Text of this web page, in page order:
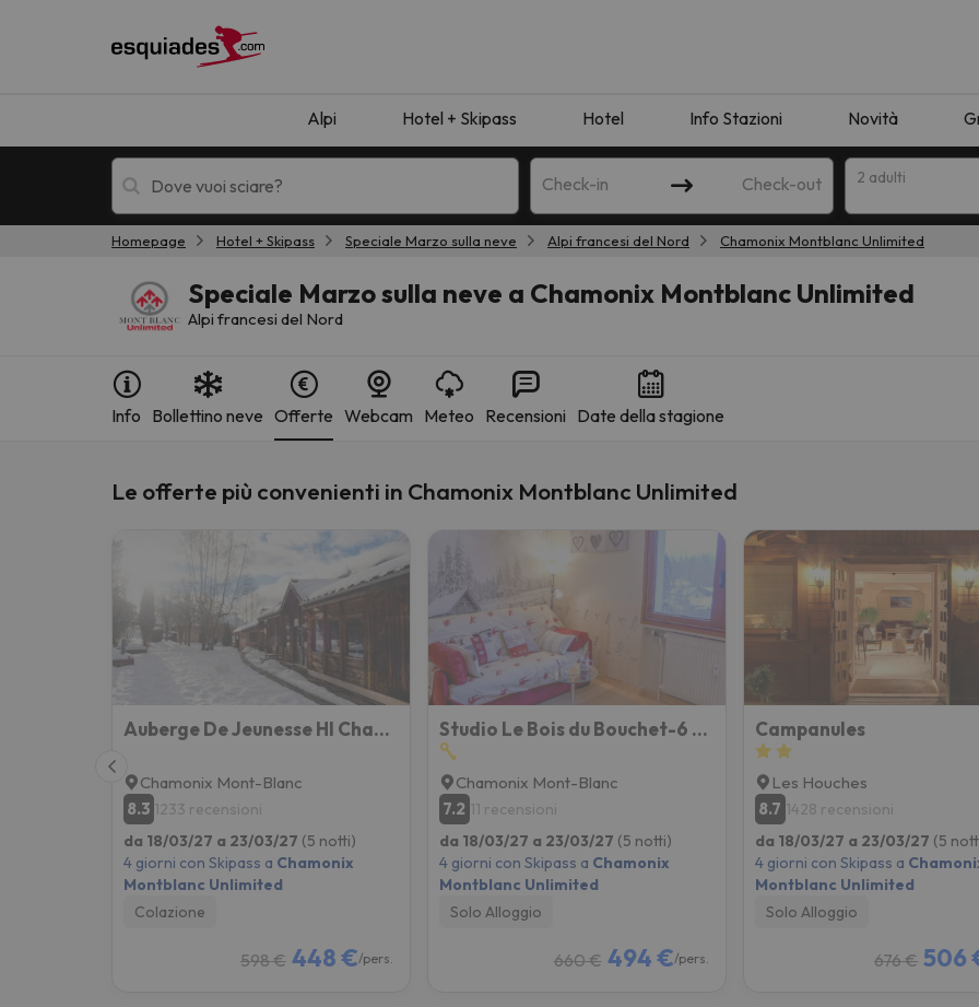
Alpi Hotel + Skipass Hotel Info Stazioni Novità
Check-in Check-out 2 adulti
Hotel + skipass Hotel di montagna
Sembra che il nostro ricercatore abbia perso la strada. Non appena troverà la bussola, tornerà.
Homepage Hotel + Skipass Speciale Marzo sulla neve Alpi francesi del Nord Chamonix Montblanc Unlimited
Speciale Marzo sulla neve a Chamonix Montblanc Unlimited
Alpi francesi del Nord
Info Bollettino neve Offerte Webcam Meteo Recensioni Date della stagione
Le offerte più convenienti in Chamonix Montblanc Unlimited
Auberge De Jeunesse HI Chamonix
Chamonix Mont-Blanc
8.3 1233 recensioni
da 18/03/27 a 23/03/27 (5 notti)
4 giorni con Skipass a Chamonix
Montblanc Unlimited
Colazione
598 € 448 €/pers.
Studio Le Bois du Bouchet-6 by Interhome
Chamonix Mont-Blanc
7.2 11 recensioni
da 18/03/27 a 23/03/27 (5 notti)
4 giorni con Skipass a Chamonix
Montblanc Unlimited
Solo Alloggio
660 € 494 €/pers.
Campanules
Les Houches
8.7 1428 recensioni
da 18/03/27 a 23/03/27 (5
4 giorni con Skipass a
Montblanc Unlimited
Solo Alloggio
676 € 506